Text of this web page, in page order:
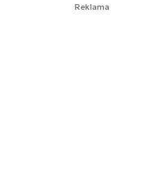
Reklama